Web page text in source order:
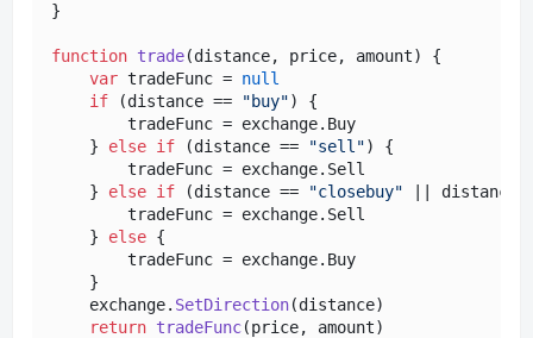
}
function trade(distance, price, amount) {
var tradeFunc = null
if (distance == "buy") {
        tradeFunc = exchange.
Buy
    }
else if (distance == "sell") {
        tradeFunc = exchange.
Sell
    }
else if (distance == "closebuy" || distance
        tradeFunc = exchange.
Sell
    }
else {
        tradeFunc = exchange.
Buy
    }
    exchange.
SetDirection(distance)
return tradeFunc(price, amount)